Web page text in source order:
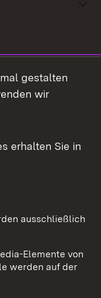
gestalten
wir
erhalten Sie in
ausschließlich
Elemente von
werden auf der